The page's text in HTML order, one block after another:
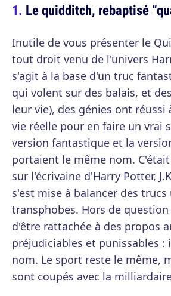
Le quidditch, rebaptisé
Inutile de vous présenter le
tout droit venu de l'univers
s'agit à la base d'un truc
qui volent sur des balais, et
leur vie), des génies ont réussi
vie réelle pour en faire un vrai
version fantastique et la
portaient le même nom.
sur l'écrivaine d'Harry Potter,
s'est mise à balancer des trucs
transphobes. Hors de
d'être rattachée à des propos
préjudiciables et punissables :
nom. Le sport reste le même,
sont coupés avec la